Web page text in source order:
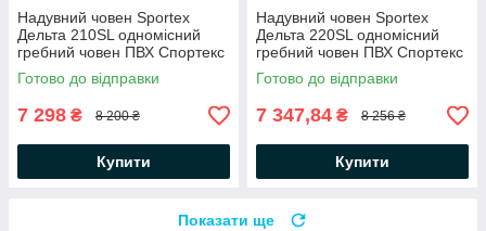
Надувний човен Sportex
Дельта 210SL одномісний
гребний човен ПВХ Спортекс
балони 34 слань-килимок
весла
Готово до відправки
7 298 ₴ 8 200 ₴
Купити
Надувний човен Sportex
Дельта 220SL одномісний
гребний човен ПВХ Спортекс
балони 34 слань-килимок
весла
Готово до відправки
7 347,84 ₴ 8 256 ₴
Купити
Показати ще